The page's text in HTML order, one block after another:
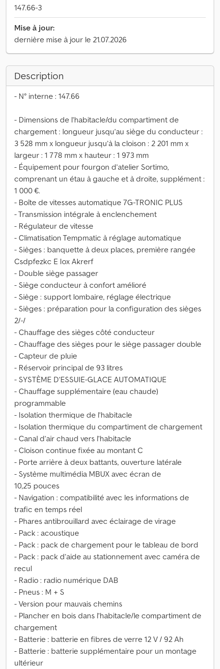
147.66-3
Mise à jour:
dernière mise à jour le 21.07.2026
Description
- N° interne : 147.66
- Dimensions de l’habitacle/du compartiment de
chargement : longueur jusqu’au siège du conducteur :
3 528 mm x longueur jusqu’à la cloison : 2 201 mm x
largeur : 1 778 mm x hauteur : 1 973 mm
- Équipement pour fourgon d’atelier Sortimo,
comprenant un étau à gauche et à droite, supplément :
1 000 €.
- Boîte de vitesses automatique 7G-TRONIC PLUS
- Transmission intégrale à enclenchement
- Régulateur de vitesse
- Climatisation Tempmatic à réglage automatique
- Sièges : banquette à deux places, première rangée
Csdpfezkc E Iox Akrerf
- Double siège passager
- Siège conducteur à confort amélioré
- Siège : support lombaire, réglage électrique
- Sièges : préparation pour la configuration des sièges
2/-/
- Chauffage des sièges côté conducteur
- Chauffage des sièges pour le siège passager double
- Capteur de pluie
- Réservoir principal de 93 litres
- SYSTÈME D’ESSUIE-GLACE AUTOMATIQUE
- Chauffage supplémentaire (eau chaude)
programmable
- Isolation thermique de l’habitacle
- Isolation thermique du compartiment de chargement
- Canal d’air chaud vers l’habitacle
- Cloison continue fixée au montant C
- Porte arrière à deux battants, ouverture latérale
- Système multimédia MBUX avec écran de
10,25 pouces
- Navigation : compatibilité avec les informations de
trafic en temps réel
- Phares antibrouillard avec éclairage de virage
- Pack : acoustique
- Pack : pack de chargement pour le tableau de bord
- Pack : pack d’aide au stationnement avec caméra de
recul
- Radio : radio numérique DAB
- Pneus : M + S
- Version pour mauvais chemins
- Plancher en bois dans l’habitacle/le compartiment de
chargement
- Batterie : batterie en fibres de verre 12 V / 92 Ah
- Batterie : batterie supplémentaire pour un montage
ultérieur